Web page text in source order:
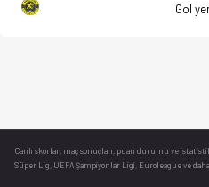
Gol
Canlı skorlar , maç sonuçları, puan durumu ve
Süper Lig, UEFA Şampiyonlar Ligi, Euroleague ve daha